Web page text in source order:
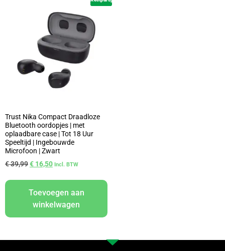
Trust Nika Compact Draadloze
Bluetooth oordopjes | met
oplaadbare case | Tot 18 Uur
Speeltijd | Ingebouwde
Microfoon | Zwart
€39,99€ 16,50 Incl. BTW
Toevoegen aan
winkelwagen